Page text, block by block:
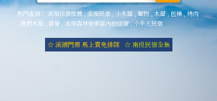
熱門查詢： 溪頭住宿推薦,溪頭民宿,小木屋 寵物,木屋,包棟,烤肉
渡假木屋 露營 溪頭森林遊樂區內的住宿, 小半天民宿
☆ 溪頭門票 馬上買免排隊 ☆ 南投民宿全集